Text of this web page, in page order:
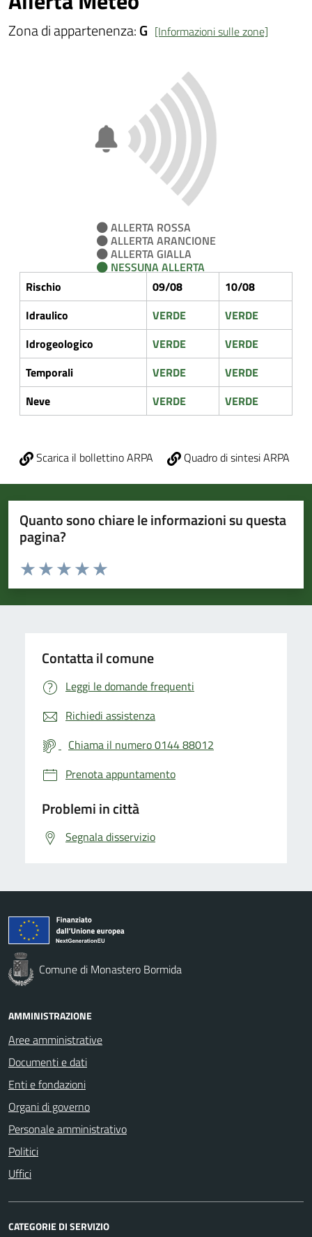
Zona di appartenenza:G [Informazioni sulle zone]
ALLERTA ROSSA
ALLERTA ARANCIONE
ALLERTA GIALLA
NESSUNA ALLERTA
Rischio
09/08
10/08
Idraulico
VERDE
VERDE
Idrogeologico
VERDE
VERDE
Temporali
VERDE
VERDE
Neve
VERDE VERDE
Scarica il bollettino ARPA Quadro di sintesi ARPA
Quanto sono chiare le informazioni su questa
pagina?
Valuta da 1 a 5 stelle la pagina
Valuta 5 stelle su 5
Valuta 4 stelle su 5
Valuta 3 stelle su 5
Valuta 2 stelle su 5
Valuta 1 stelle su 5
Contatta il comune
Leggi le domande frequenti
Richiedi assistenza
Chiama il numero 0144 88012
Prenota appuntamento
Problemi in città
Segnala disservizio
Comune di Monastero Bormida
AMMINISTRAZIONE
Aree amministrative
Documenti e dati
Enti e fondazioni
Organi di governo
Personale amministrativo
Politici
Uffici
CATEGORIE DI SERVIZIO